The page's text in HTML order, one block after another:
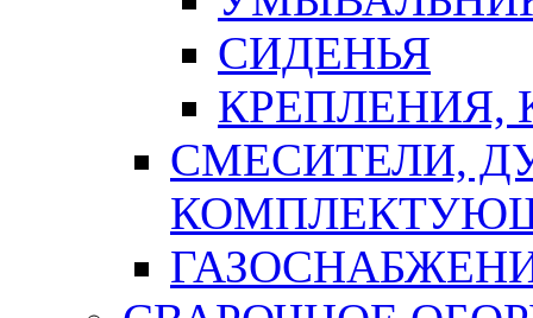
СИДЕНЬЯ
СМЕСИТЕЛИ,